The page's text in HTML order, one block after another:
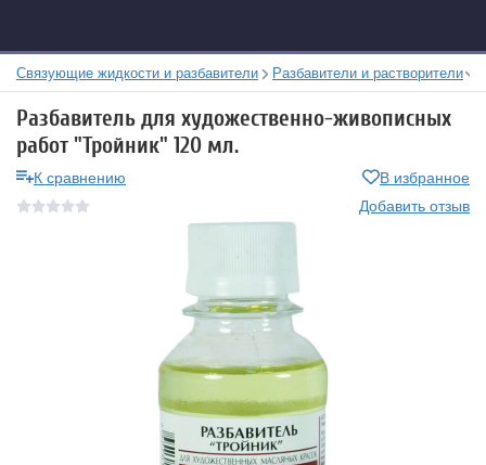
Связующие жидкости и разбавители Разбавители и растворители
Разбавитель для художественно-живописных
работ "Тройник" 120 мл.
К сравнению
В избранное
Добавить отзыв